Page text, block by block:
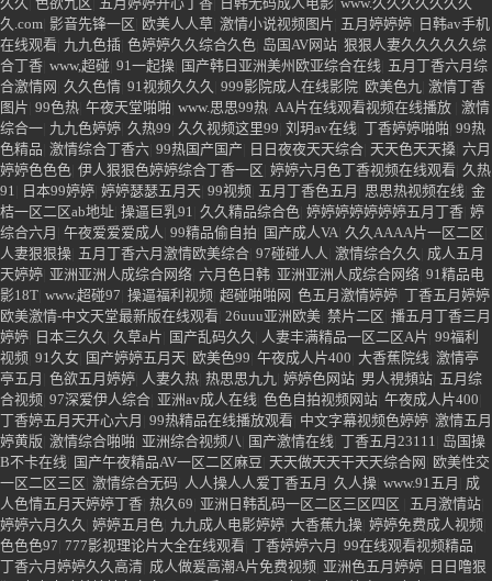
综合网五月|无码任你操|色欲色香伊人|天天噜|色综合婷婷|免费视频WWW在
线观看网站|日本大人久久|www.久9|无码地址|日韩av干|亚洲网站999|WWW.
婷婷|9在线9在线婷婷在线国产|18久久|狠狠操天天操 五月天激情网页|天天噜
日日噜综合无码|丁香五月婷婷基地|超碰免费电影|AV在线大香蕉| 日韩人妻无
码精品|天天综合激情|亚洲九九99精品视频在线播放|色色国产|五月天婷婷综
合网 久操干| 最新日本A片| 狠狠色噜噜狠狠狠888|九九久久五月天|婷婷影视
久久|色欲九区|五月婷婷开心丁香|日韩无码成人电影|www.久久久久久久久
久.com 影音先锋一区|欧美人人草|激情小说视频图片|五月婷婷婷|日韩av手机
在线观看|九九色插|色婷婷久久综合久色|岛国AV网站| 狠狠人妻久久久久久综
合丁香|www,超碰|91一起操|国产韩日亚洲美州欧亚综合在线|五月丁香六月综
合激情网|久久色情 |91视频久久久|999影院成人在线影院|欧美色九|激情丁香
图片|99色热|午夜天堂啪啪|www.思思99热|AA片在线观看视频在线播放|激情
综合一|九九色婷婷 |久热99|久久视频这里99|刘玥av在线|丁香婷婷啪啪|99热
色精品 激情综合丁香六|99热国产国产|日日夜夜天天综合|天天色天天搡|六月
婷婷色色色|伊人狠狠色婷婷综合丁香一区|婷婷六月色丁香视频在线观看|久热
91|日本99婷婷|婷婷瑟瑟五月天|99视频|五月丁香色五月|思思热视频在线|金
桔一区二区ab地址|操逼巨乳91|久久精品综合色|婷婷婷婷婷婷婷五月丁香|婷
综合六月|午夜爱爱爱成人| 99精品偷自拍 |国产成人VA|久久AAAA片一区二区
人妻狠狠操|五月丁香六月激情欧美综合|97碰碰人人|激情综合久久|成人五月
天婷婷 亚洲亚洲人成综合网络|六月色日韩|亚洲亚洲人成综合网络|91精品电
影18T|www.超碰97|操逼福利视频|超碰啪啪网| 色五月激情婷婷|丁香五月婷婷
欧美激情-中文天堂最新版在线观看|26uuu亚洲欧美|禁片二区|播五月丁香三月
婷婷|日本三久久|久草a片|国产乱码久久|人妻丰满精品一区二区A片 |99福利
视频|91久女| 国产婷婷五月天|欧美色99|午夜成人片400|大香蕉院线|激情亭
亭五月|色欲五月婷婷|人妻久热 |热思思九九|婷婷色网站|男人視頻站|五月综
合视频|97深爱伊人综合|亚洲av成人在线|色色自拍视频网站|午夜成人片400|
丁香婷五月天开心六月|99热精品在线播放观看|中文字幕视频色婷婷|激情五月
婷黄版|激情综合啪啪|亚洲综合视频八|国产激情在线|丁香五月23111| 岛国操